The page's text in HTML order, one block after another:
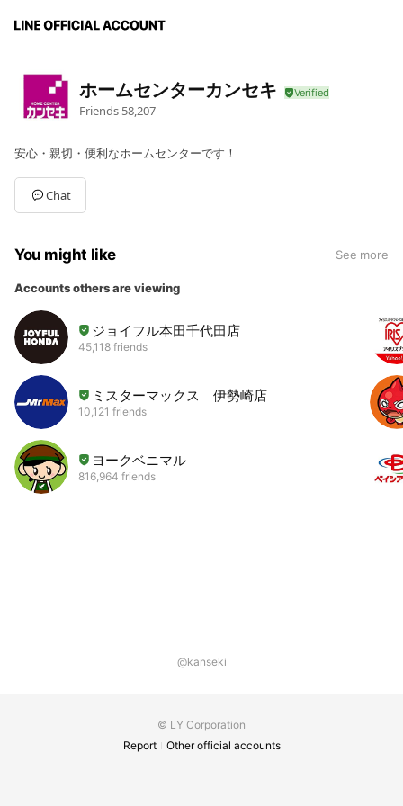
ホームセンターカンセキ
Friends 58,207
安心・親切・便利なホームセンターです！
Chat
You might like See more
Accounts others are viewing
ジョイフル本田千代田店
45,118 friends
ミスターマックス 伊勢崎店
10,121 friends
ヨークベニマル
816,964 friends
@kanseki
© LY Corporation
Report
Other official accounts